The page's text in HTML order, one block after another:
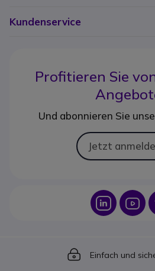
Kundenservice
Profitieren Sie
Und abonnieren Sie
Jetzt
Icon
Icon
Einfach und